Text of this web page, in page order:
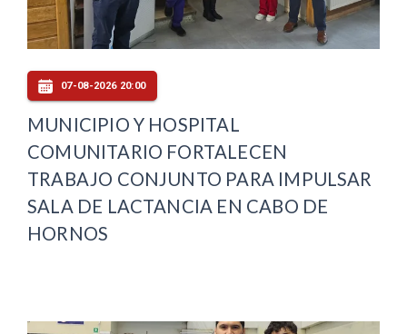
07-08-2026 20:00
MUNICIPIO Y HOSPITAL
COMUNITARIO FORTALECEN
TRABAJO CONJUNTO PARA IMPULSAR
SALA DE LACTANCIA EN CABO DE
HORNOS